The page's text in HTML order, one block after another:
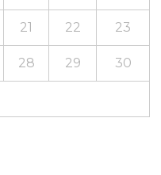
21 22 23
28 29 30